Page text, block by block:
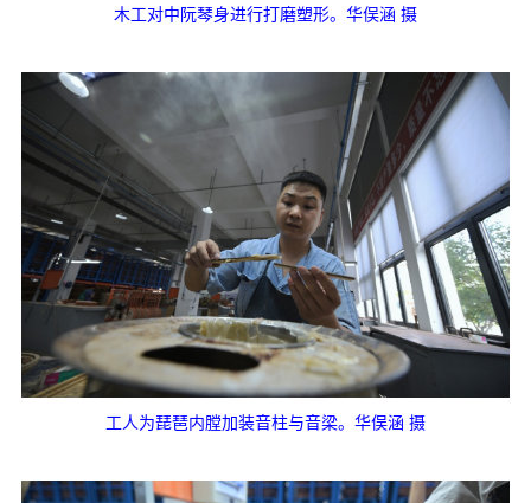
木工对中阮琴身进行打磨塑形。华俣涵 摄
工人为琵琶内膛加装音柱与音梁。华俣涵 摄